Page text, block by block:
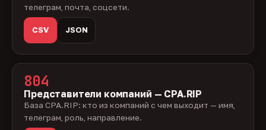
телеграм, почта, соцсети.
CSV JSON
804
Представители компаний — CPA.RIP
База CPA.RIP: кто из компаний с чем выходит — имя,
телеграм, роль, направление.